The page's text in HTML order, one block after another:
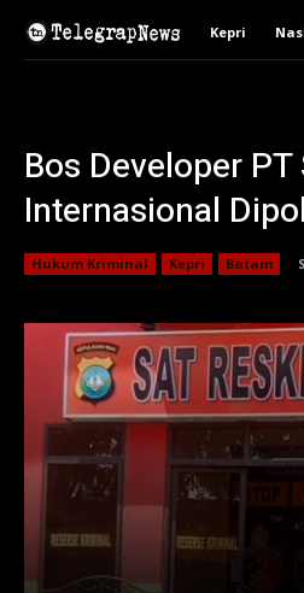
Kepri
Bos Developer
Internasional
Hukum Kriminal Kepri Batam